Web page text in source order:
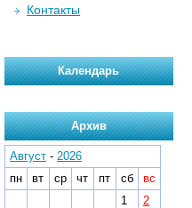
Контакты
Календарь
Архив
Август - 2026
пн
вт ср чт пт сб
вс
1
2